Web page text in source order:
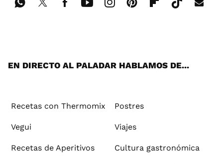
EN DIRECTO AL PALADAR HABLAMOS DE...
Recetas con Thermomix Postres
Vegui Viajes
Recetas de Aperitivos Cultura gastronómica